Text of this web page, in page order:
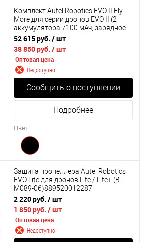
Комплект Autel Robotics EVO II Fly
More для серии дронов EVO II (2
аккумулятора 7100 мАч, зарядное
устройство, 4 пропеллера, сумка)
52 615 руб. / шт
38 850 руб. / шт
Оптовая цена
Недоступно
Сообщить о поступлении
Подробнее
Цвет
Защита пропеллера Autel Robotics
EVO Lite для дронов Lite / Lite+ (B-
M089-06)889520012287
2 220 руб. / шт
1 850 руб. / шт
Оптовая цена
Недоступно